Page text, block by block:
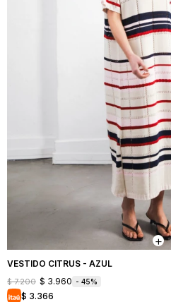
VESTIDO CITRUS - AZUL
$ 7.200 $ 3.960 45
$ 3.366